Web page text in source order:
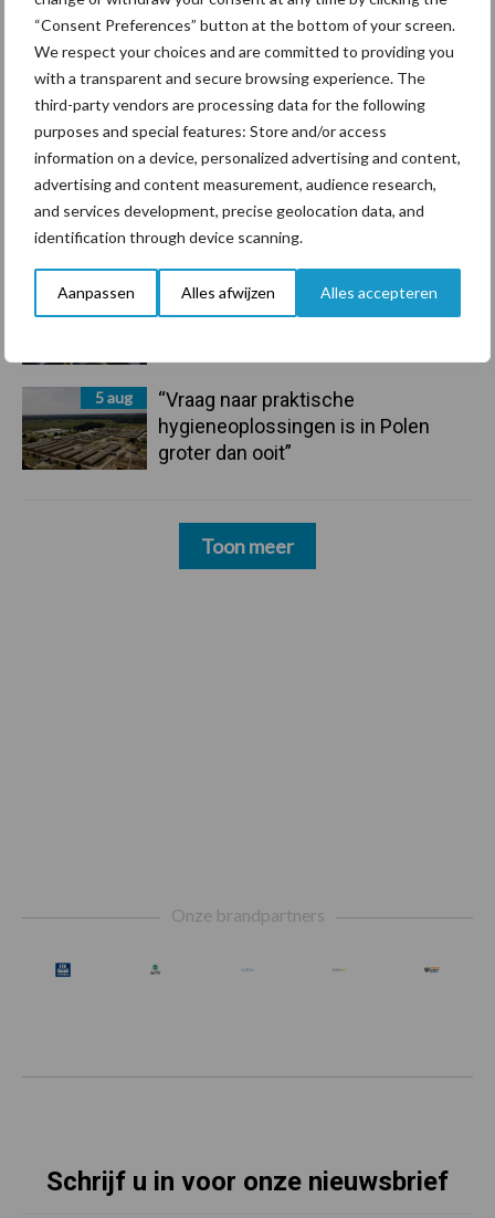
“Consent Preferences” button at the bottom of your screen.
We respect your choices and are committed to providing you
with a transparent and secure browsing experience. The
third-party vendors are processing data for the following
purposes and special features: Store and/or access
information on a device, personalized advertising and content,
advertising and content measurement, audience research,
and services development, precise geolocation data, and
identification through device scanning.
Aanpassen Alles afwijzen Alles accepteren
handel in de greep
7 aug
De speenhuid: een vaak
onderschatte risicofactor voor
mastitis
6 aug
ForFarmers ziet volume en
marktaandeel groeien in krimpende
Nederlandse markt
6 aug
Tien praktische tips voor een
langere levensduur
5 aug
“Vraag naar praktische
hygieneoplossingen is in Polen
groter dan ooit”
Toon meer
Onze brandpartners
Schrijf u in voor onze nieuwsbrief